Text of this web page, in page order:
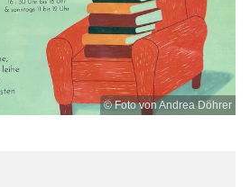
© Foto von Andrea Döhrer